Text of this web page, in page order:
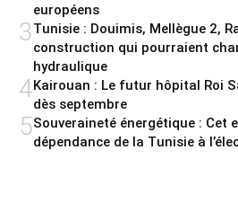
européens
3Tunisie : Douimis, Mellègue 2,
construction qui pourraient
hydraulique
4Kairouan : Le futur hôpital Roi
dès septembre
5Souveraineté énergétique : Cet
dépendance de la Tunisie à